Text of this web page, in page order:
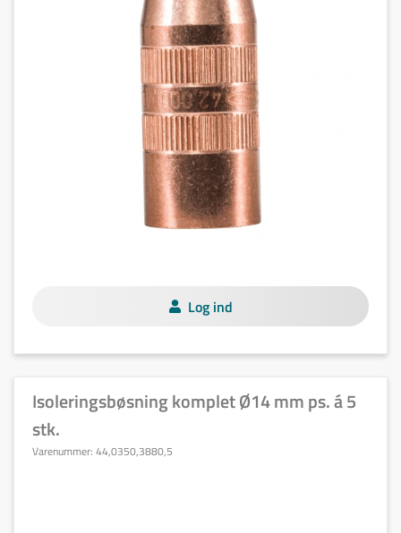
Log ind
Isoleringsbøsning komplet Ø14 mm ps. á 5
stk.
Varenummer: 44,0350,3880,5